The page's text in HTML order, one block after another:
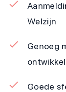
Welzijn
Genoeg
Goede